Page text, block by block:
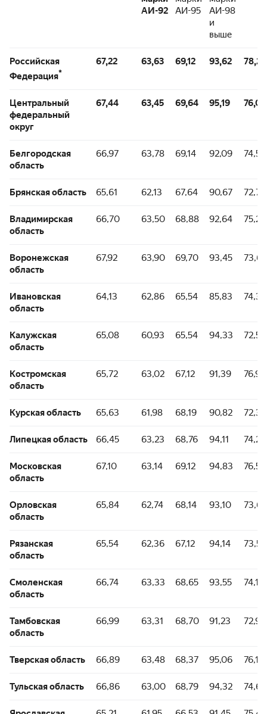
АИ-92
АИ-95
АИ-98
и
выше
Российская
Федерация*
67,22 63,63 69,12 93,62 78,26
Центральный
федеральный
округ
67,44 63,45 69,64 95,19 76,06
Белгородская
область
66,97 63,78 69,14 92,09 74,58
Брянская область 65,61 62,13 67,64 90,67 72,75
Владимирская
область
66,70 63,50 68,88 92,64 75,27
Воронежская
область
67,92 63,90 69,70 93,45 73,62
Ивановская
область
64,13 62,86 65,54 85,83 74,33
Калужская
область
65,08 60,93 65,54 94,33 72,53
Костромская
область
65,72 63,02 67,12 91,39 76,91
Курская область 65,63 61,98 68,19 90,82 72,34
Липецкая область 66,45 63,23 68,76 94,11 74,26
Московская
область
67,10 63,14 69,12 94,83 76,58
Орловская
область
65,84 62,74 68,14 93,10 73,69
Рязанская
область
65,54 62,36 67,12 94,14 73,51
Смоленская
область
66,74 63,33 68,65 93,55 74,13
Тамбовская
область
66,99 63,31 68,70 91,23 72,96
Тверская область 66,89 63,48 68,37 95,06 76,10
Тульская область 66,86 63,00 68,79 94,32 74,65